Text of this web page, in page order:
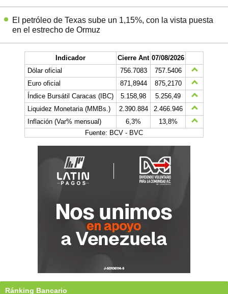
El petróleo de Texas sube un 1,15%, con la vista puesta
en el estrecho de Ormuz
Indicador Cierre Ant 07/08/2026
Dólar oficial
756.7083
757.5406
Euro oficial
871,8944
875,2170
Índice Bursátil Caracas (IBC)
5.158,98
5.256,49
Liquidez Monetaria (MMBs.)
2.390.884
2.466.946
Inflación (Var% mensual)
6,3%
13,8%
Fuente: BCV - BVC
Ránking Bancario